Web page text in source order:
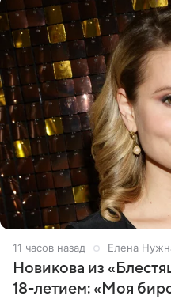
11 часов назад Елена
Новикова из
18-летием: «Моя